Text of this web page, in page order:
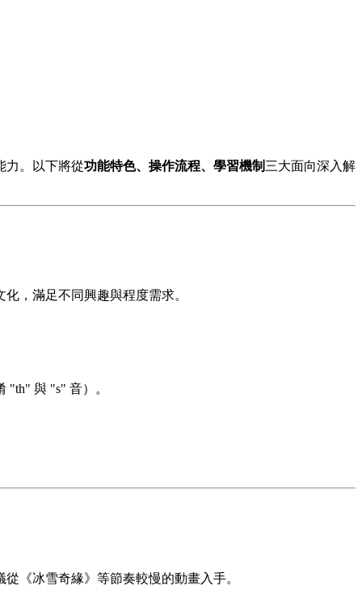
力。以下將從功能特色、操作流程、學習機制 三大面向深入解
，滿足不同興趣與程度需求。
"th" 與 "s" 音）。
《冰雪奇緣》等節奏較慢的動畫入手。